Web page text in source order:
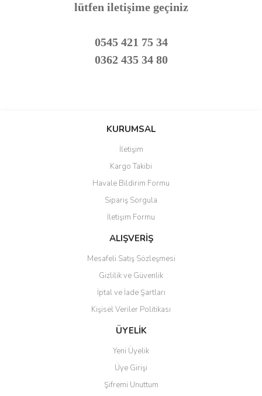
lütfen iletişime geçiniz
0545 421 75 34
0362 435 34 80
Bu ürüne ilk yorumu siz yapın!
Ürün resmi kalitesiz, bozuk veya görüntülenemiyor.
Ürün açıklamasında eksik bilgiler bulunuyor.
Ürün bilgilerinde hatalar bulunuyor.
Ürün fiyatı diğer sitelerden daha pahalı.
Bu ürüne benzer farklı alternatifler olmalı.
Gönder
KURUMSAL
İletişim
Kargo Takibi
Havale Bildirim Formu
Sipariş Sorgula
İletişim Formu
ALIŞVERİŞ
Mesafeli Satış Sözleşmesi
Gizlilik ve Güvenlik
İptal ve İade Şartları
Kişisel Veriler Politikası
ÜYELİK
Yeni Üyelik
Üye Girişi
Şifremi Unuttum